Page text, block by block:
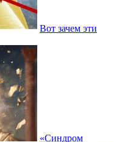
Вот зачем эти
«Синдром